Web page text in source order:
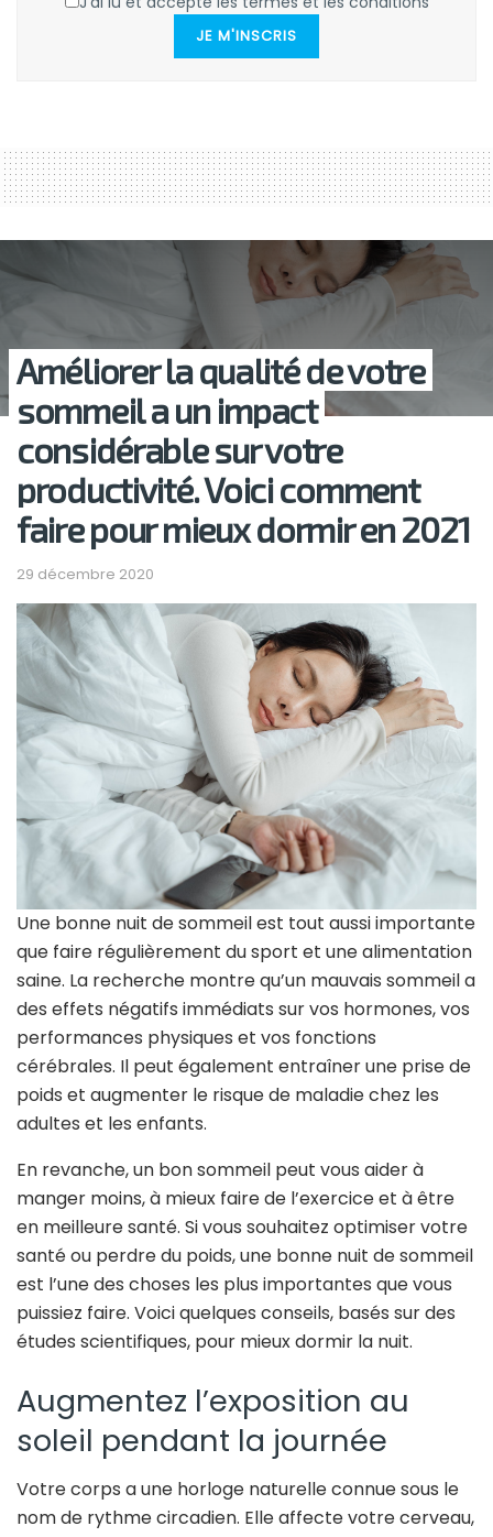
JE M'INSCRIS
Améliorer la qualité de votre
sommeil a un impact
considérable sur votre
productivité. Voici comment
faire pour mieux dormir en 2021
29 décembre 2020
Une bonne nuit de sommeil est tout aussi importante
que faire régulièrement du sport et une alimentation
saine. La recherche montre qu’un mauvais sommeil a
des effets négatifs immédiats sur vos hormones, vos
performances physiques et vos fonctions
cérébrales. Il peut également entraîner une prise de
poids et augmenter le risque de maladie chez les
adultes et les enfants.
En revanche, un bon sommeil peut vous aider à
manger moins, à mieux faire de l’exercice et à être
en meilleure santé. Si vous souhaitez optimiser votre
santé ou perdre du poids, une bonne nuit de sommeil
est l’une des choses les plus importantes que vous
puissiez faire. Voici quelques conseils, basés sur des
études scientifiques, pour mieux dormir la nuit.
Augmentez l’exposition au
soleil pendant la journée
Votre corps a une horloge naturelle connue sous le
nom de rythme circadien. Elle affecte votre cerveau,